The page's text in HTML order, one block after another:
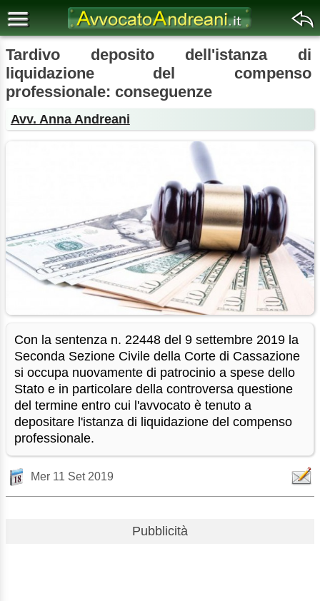
Tardivo deposito dell'istanza di
liquidazione del compenso
professionale: conseguenze
Avv. Anna Andreani
Con la sentenza n. 22448 del 9 settembre 2019 la
Seconda Sezione Civile della Corte di Cassazione
si occupa nuovamente di patrocinio a spese dello
Stato e in particolare della controversa questione
del termine entro cui l'avvocato è tenuto a
depositare l'istanza di liquidazione del compenso
professionale.
Mer 11 Set 2019
Pubblicità